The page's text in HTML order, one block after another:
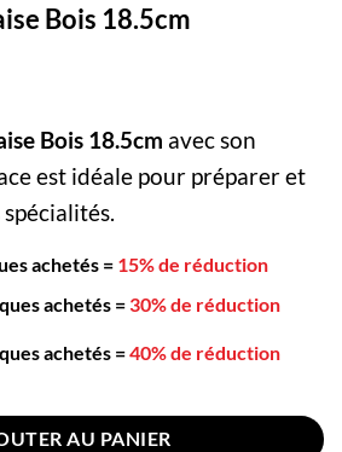
Bois 18.5cm
Bois 18.5cm avec son
est idéale pour préparer et
achetés = 15% de réduction
achetés = 30% de réduction
achetés =40% de réduction
Bois 18.5cm
AU PANIER